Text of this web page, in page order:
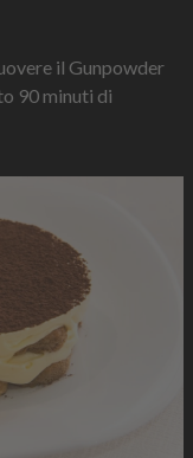
il Gunpowder
90 minuti di